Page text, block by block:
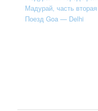
Мадурай, часть вторая
Поезд Goa — Delhi